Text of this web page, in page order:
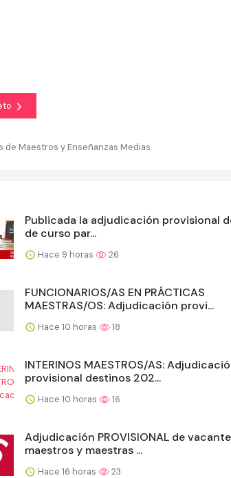
Maestros y Enseñanzas Medias
Publicada la adjudicación provisional
de curso par...
Hace 9 horas 26
FUNCIONARIOS/AS EN PRÁCTICAS
MAESTRAS/OS: Adjudicación provi...
Hace 10 horas 18
INTERINOS MAESTROS/AS:
provisional destinos 202...
Hace 10 horas 16
Adjudicación PROVISIONAL de
maestros y maestras ...
Hace 16 horas 23